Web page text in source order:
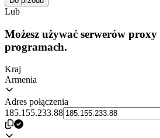
Lub
Możesz używać serwerów proxy
programach.
Kraj
Armenia
Adres połączenia
185.155.233.88